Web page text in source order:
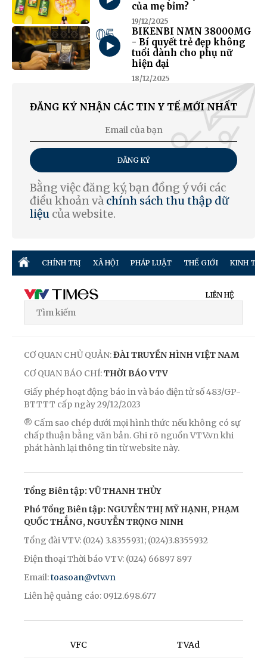
của mẹ bỉm?
19/12/2025
05
BIKENBI NMN 38000MG
- Bí quyết trẻ đẹp không
tuổi dành cho phụ nữ
hiện đại
18/12/2025
ĐĂNG KÝ NHẬN CÁC TIN Y TẾ MỚI NHẤT
ĐĂNG KÝ
Bằng việc đăng ký, bạn đồng ý với các
điều khoản và chính sách thu thập dữ
liệu của website.
CHÍNH TRỊ XÃ HỘI PHÁP LUẬT THẾ GIỚI KINH TẾ
LIÊN HỆ
CƠ QUAN CHỦ QUẢN:ĐÀI TRUYỀN HÌNH VIỆT NAM
CƠ QUAN BÁO CHÍ:THỜI BÁO VTV
Giấy phép hoạt động báo in và báo điện tử số 483/GP-
BTTTT cấp ngày 29/12/2023
® Cấm sao chép dưới mọi hình thức nếu không có sự
chấp thuận bằng văn bản. Ghi rõ nguồn VTV.vn khi
phát hành lại thông tin từ website này.
Tổng Biên tập: VŨ THANH THỦY
Phó Tổng Biên tập: NGUYỄN THỊ MỸ HẠNH, PHẠM
QUỐC THẮNG, NGUYỄN TRỌNG NINH
Tổng đài VTV: (024) 3.8355931; (024)3.8355932
Điện thoại Thời báo VTV: (024) 66897 897
Email:toasoan@vtv.vn
Liên hệ quảng cáo: 0912.698.677
VFC TVAd